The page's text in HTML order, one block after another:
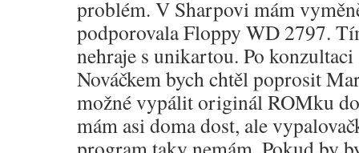
problém. V Sharpovi mám
podporovala Floppy WD 2797.
nehraje s unikartou. Po
Nováčkem bych chtěl poprosit
možné vypálit originál ROMku
mám asi doma dost, ale